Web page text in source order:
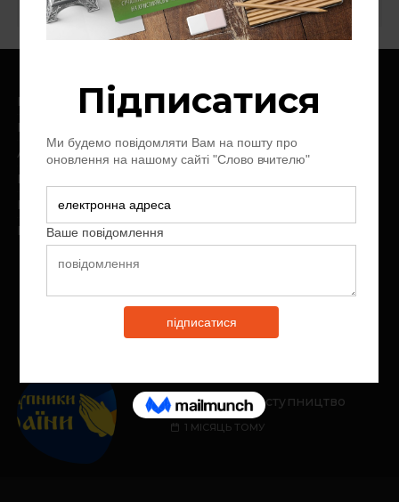
Головна
Про нас
Архів журналу
Контакт
Пожертви
Передплата
Молитовне заступництво
1 МІСЯЦЬ ТОМУ